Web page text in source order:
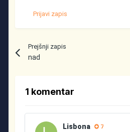
Prijavi zapis
Prejšnji zapis
nad
1 komentar
Lisbona 7